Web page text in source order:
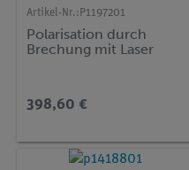
Artikel-Nr.: P1197201
Polarisation durch
Brechung mit Laser
398,60 €